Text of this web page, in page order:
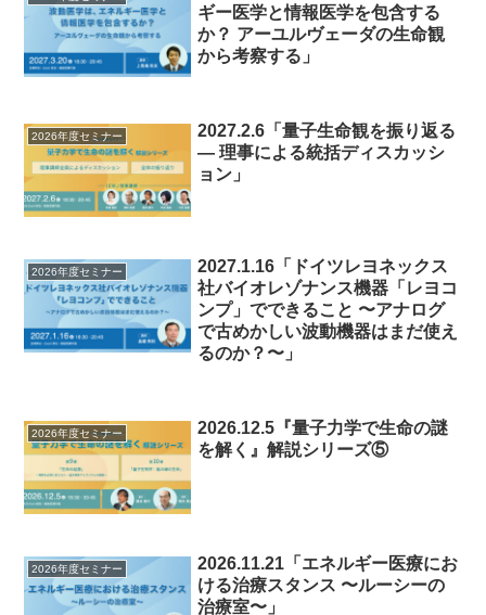
ギー医学と情報医学を包含する
か？ アーユルヴェーダの生命観
から考察する」
2026年度セミナー
2027.2.6「量子生命観を振り返る
― 理事による統括ディスカッシ
ョン」
2026年度セミナー
2027.1.16「ドイツレヨネックス
社バイオレゾナンス機器「レヨコ
ンプ」でできること 〜アナログ
で古めかしい波動機器はまだ使え
るのか？〜」
2026年度セミナー
2026.12.5『量子力学で生命の謎
を解く』解説シリーズ⑤
2026年度セミナー
2026.11.21「エネルギー医療にお
ける治療スタンス 〜ルーシーの
治療室〜」